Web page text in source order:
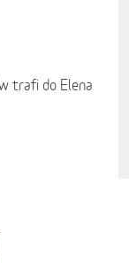
trafi do Elena